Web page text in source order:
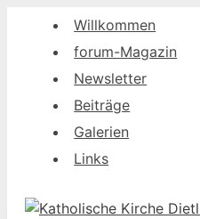
Willkommen
forum-Magazin
Newsletter
Beiträge
Galerien
Links